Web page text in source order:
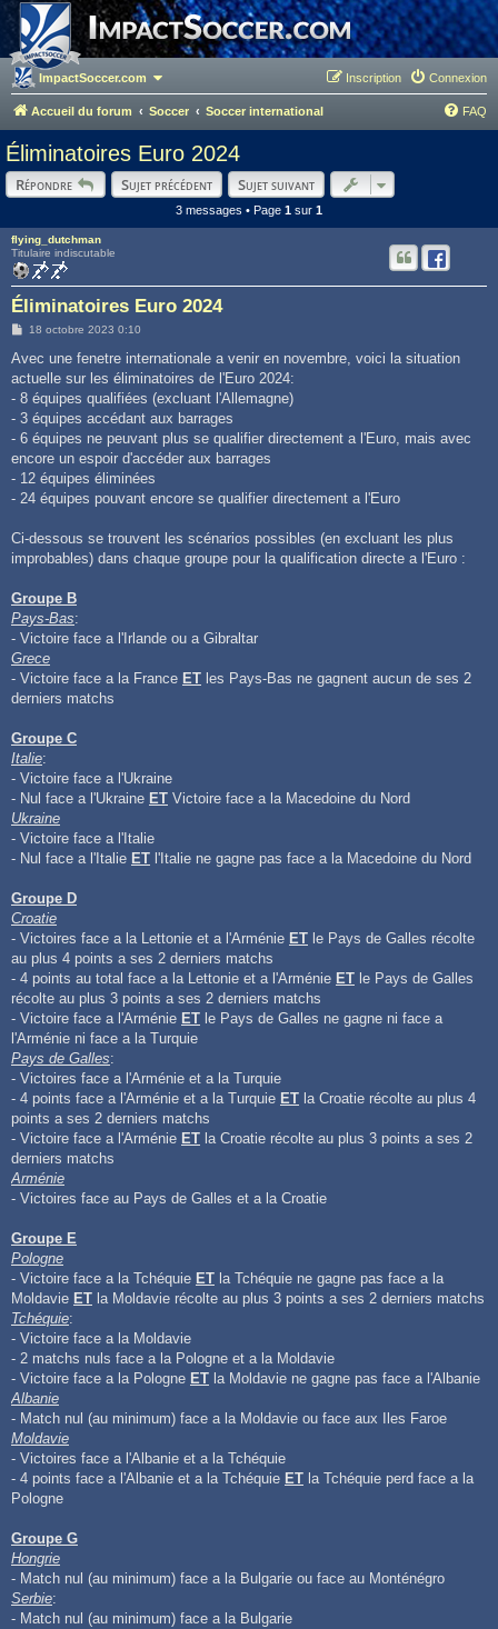
ImpactSoccer.com Connexion
Inscription
Accueil du forum Soccer Soccer international FAQ
Éliminatoires Euro 2024
Répondre Sujet précédent Sujet suivant
3 messages • Page 1 sur 1
flying_dutchman
Titulaire indiscutable
Éliminatoires Euro 2024
M
s
a
g
18 octobre 2023 0:10
Avec une fenetre internationale a venir en novembre, voici la situation
actuelle sur les éliminatoires de l'Euro 2024:
- 8 équipes qualifiées (excluant l'Allemagne)
- 3 équipes accédant aux barrages
- 6 équipes ne peuvant plus se qualifier directement a l'Euro, mais avec
encore un espoir d'accéder aux barrages
- 12 équipes éliminées
- 24 équipes pouvant encore se qualifier directement a l'Euro
Ci-dessous se trouvent les scénarios possibles (en excluant les plus
improbables) dans chaque groupe pour la qualification directe a l'Euro :
Groupe B
Pays-Bas:
- Victoire face a l'Irlande ou a Gibraltar
Grece
- Victoire face a la France ET les Pays-Bas ne gagnent aucun de ses 2
derniers matchs
Groupe C
Italie:
- Victoire face a l'Ukraine
- Nul face a l'Ukraine ET Victoire face a la Macedoine du Nord
Ukraine
- Victoire face a l'Italie
- Nul face a l'Italie ET l'Italie ne gagne pas face a la Macedoine du Nord
Groupe D
Croatie
- Victoires face a la Lettonie et a l'Arménie ET le Pays de Galles récolte
au plus 4 points a ses 2 derniers matchs
- 4 points au total face a la Lettonie et a l'Arménie ET le Pays de Galles
récolte au plus 3 points a ses 2 derniers matchs
- Victoire face a l'Arménie ET le Pays de Galles ne gagne ni face a
l'Arménie ni face a la Turquie
Pays de Galles:
- Victoires face a l'Arménie et a la Turquie
- 4 points face a l'Arménie et a la Turquie ET la Croatie récolte au plus 4
points a ses 2 derniers matchs
- Victoire face a l'Arménie ET la Croatie récolte au plus 3 points a ses 2
derniers matchs
Arménie
- Victoires face au Pays de Galles et a la Croatie
Groupe E
Pologne
- Victoire face a la Tchéquie ET la Tchéquie ne gagne pas face a la
Moldavie ET la Moldavie récolte au plus 3 points a ses 2 derniers matchs
Tchéquie:
- Victoire face a la Moldavie
- 2 matchs nuls face a la Pologne et a la Moldavie
- Victoire face a la Pologne ET la Moldavie ne gagne pas face a l'Albanie
Albanie
- Match nul (au minimum) face a la Moldavie ou face aux Iles Faroe
Moldavie
- Victoires face a l'Albanie et a la Tchéquie
- 4 points face a l'Albanie et a la Tchéquie ET la Tchéquie perd face a la
Pologne
Groupe G
Hongrie
- Match nul (au minimum) face a la Bulgarie ou face au Monténégro
Serbie:
- Match nul (au minimum) face a la Bulgarie